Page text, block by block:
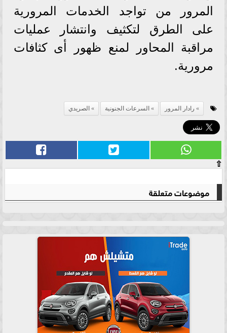
المرور من تواجد الخدمات المرورية
على الطرق لتكثيف وانتشار عمليات
مراقبة المحاور لمنع ظهور أى كثافات
مرورية.
رادار المرور السرعات الجنونية الصريدي
⇧
موضوعات متعلقة